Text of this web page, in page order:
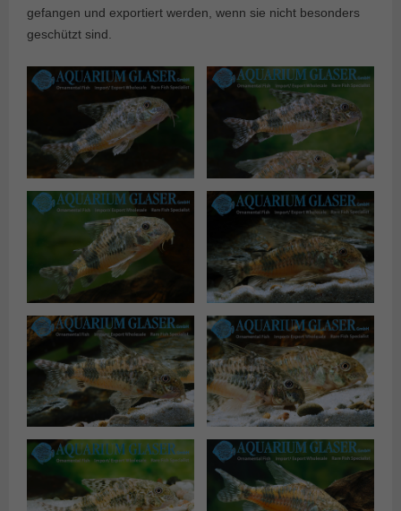
gefangen und exportiert werden, wenn sie nicht besonders
geschützt sind.